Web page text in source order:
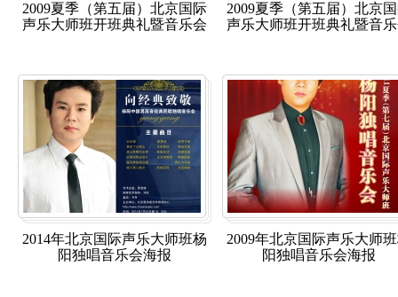
2009夏季（第五届）北京国际
声乐大师班开班典礼暨音乐会
2009夏季（第五届）北京
声乐大师班开班典礼暨音
2014年北京国际声乐大师班杨
阳独唱音乐会海报
2009年北京国际声乐大师
阳独唱音乐会海报